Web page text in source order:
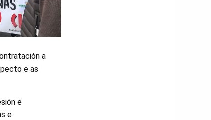
a
e as
e
e